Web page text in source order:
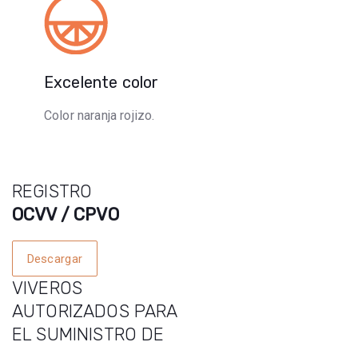
Excelente color
Color naranja rojizo.
REGISTRO
OCVV / CPVO
Descargar
VIVEROS
AUTORIZADOS PARA
EL SUMINISTRO DE